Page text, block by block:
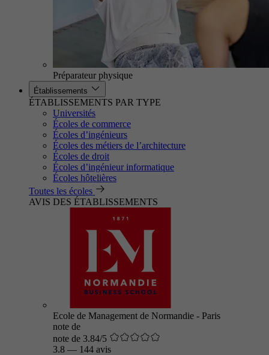
Préparateur physique
Établissements
ÉTABLISSEMENTS PAR TYPE
Universités
Écoles de commerce
Écoles d’ingénieurs
Écoles des métiers de l’architecture
Écoles de droit
Écoles d’ingénieur informatique
Écoles hôtelières
Toutes les écoles
AVIS DES ÉTABLISSEMENTS
Ecole de Management de Normandie - Paris
note de
note de 3.84/5
3.8 — 144 avis